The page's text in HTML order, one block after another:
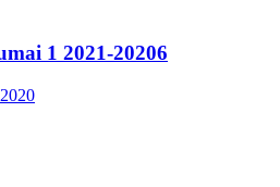
1 2021-20206